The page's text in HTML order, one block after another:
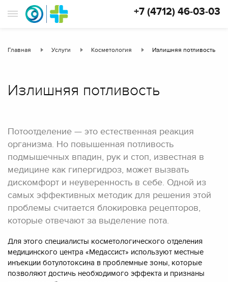
+7 (4712) 46-03-03
Главная Услуги Косметология Излишняя потливость
Излишняя потливость
Потоотделение — это естественная реакция
организма. Но повышенная потливость
подмышечных впадин, рук и стоп, известная в
медицине как гипергидроз, может вызвать
дискомфорт и неуверенность в себе. Одной из
самых эффективных методик для решения этой
проблемы считается блокировка рецепторов,
которые отвечают за выделение пота.
Для этого специалисты косметологического отделения
медицинского центра «Медассист» используют местные
инъекции ботулотоксина в проблемные зоны, которые
позволяют достичь необходимого эффекта и признаны